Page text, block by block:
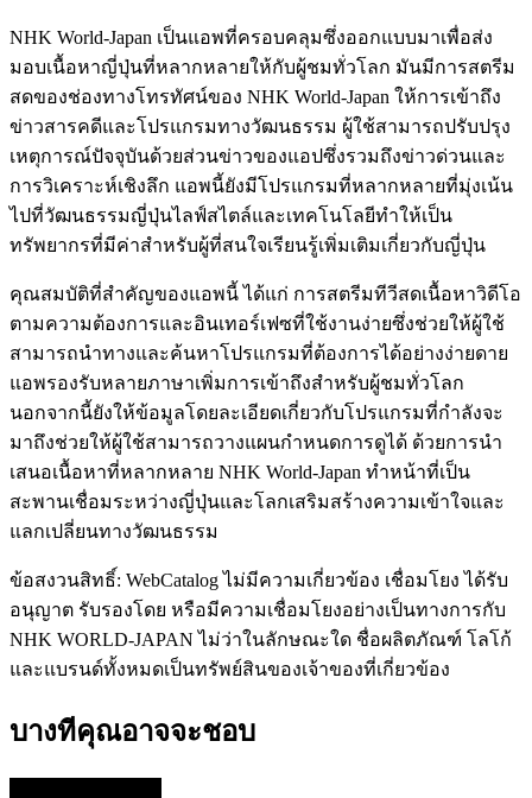
NHK World-Japan เป็นแอพที่ครอบคลุมซึ่งออกแบบมาเพื่อส่ง
มอบเนื้อหาญี่ปุ่นที่หลากหลายให้กับผู้ชมทั่วโลก มันมีการสตรีม
สดของช่องทางโทรทัศน์ของ NHK World-Japan ให้การเข้าถึง
ข่าวสารคดีและโปรแกรมทางวัฒนธรรม ผู้ใช้สามารถปรับปรุง
เหตุการณ์ปัจจุบันด้วยส่วนข่าวของแอปซึ่งรวมถึงข่าวด่วนและ
การวิเคราะห์เชิงลึก แอพนี้ยังมีโปรแกรมที่หลากหลายที่มุ่งเน้น
ไปที่วัฒนธรรมญี่ปุ่นไลฟ์สไตล์และเทคโนโลยีทำให้เป็น
ทรัพยากรที่มีค่าสำหรับผู้ที่สนใจเรียนรู้เพิ่มเติมเกี่ยวกับญี่ปุ่น
คุณสมบัติที่สำคัญของแอพนี้ ได้แก่ การสตรีมทีวีสดเนื้อหาวิดีโอ
ตามความต้องการและอินเทอร์เฟซที่ใช้งานง่ายซึ่งช่วยให้ผู้ใช้
สามารถนำทางและค้นหาโปรแกรมที่ต้องการได้อย่างง่ายดาย
แอพรองรับหลายภาษาเพิ่มการเข้าถึงสำหรับผู้ชมทั่วโลก
นอกจากนี้ยังให้ข้อมูลโดยละเอียดเกี่ยวกับโปรแกรมที่กำลังจะ
มาถึงช่วยให้ผู้ใช้สามารถวางแผนกำหนดการดูได้ ด้วยการนำ
เสนอเนื้อหาที่หลากหลาย NHK World-Japan ทำหน้าที่เป็น
สะพานเชื่อมระหว่างญี่ปุ่นและโลกเสริมสร้างความเข้าใจและ
แลกเปลี่ยนทางวัฒนธรรม
ข้อสงวนสิทธิ์: WebCatalog ไม่มีความเกี่ยวข้อง เชื่อมโยง ได้รับ
อนุญาต รับรองโดย หรือมีความเชื่อมโยงอย่างเป็นทางการกับ
NHK WORLD-JAPAN ไม่ว่าในลักษณะใด ชื่อผลิตภัณฑ์ โลโก้
และแบรนด์ทั้งหมดเป็นทรัพย์สินของเจ้าของที่เกี่ยวข้อง
บางทีคุณอาจจะชอบ